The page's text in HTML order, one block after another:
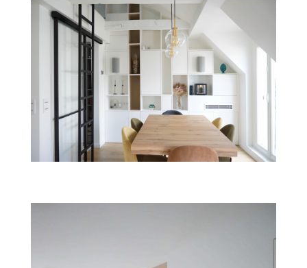
revêtements et équipements. Résultat : un
véritable cocon familial niché sous les toits
de Paris, où l’élégance de l’ancien dialogue
avec le confort du contemporain.